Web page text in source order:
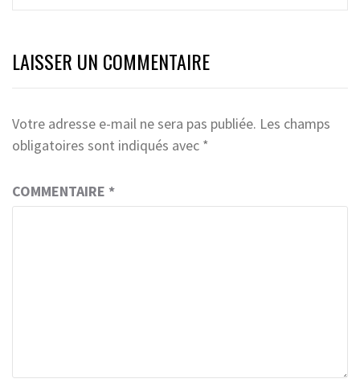
LAISSER UN COMMENTAIRE
Votre adresse e-mail ne sera pas publiée. Les champs
obligatoires sont indiqués avec *
COMMENTAIRE *